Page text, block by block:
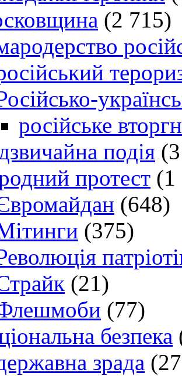
(2 715)
російське
подія
протест (1
(648)
(375)
(21)
(77)
безпека
зрада